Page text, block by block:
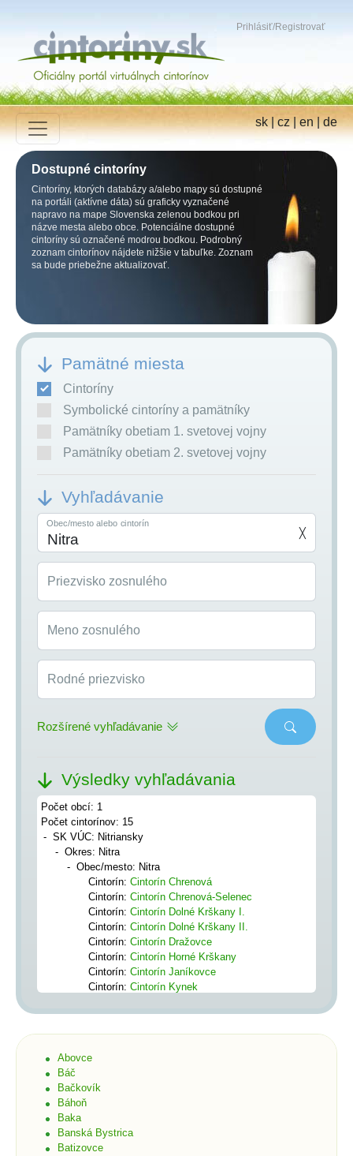
Prihlásiť/Registrovať
sk|cz|en|de
Dostupné cintoríny
Cintoríny, ktorých databázy a/alebo mapy sú dostupné
na portáli (aktívne dáta) sú graficky vyznačené
napravo na mape Slovenska zelenou bodkou pri
názve mesta alebo obce. Potenciálne dostupné
cintoríny sú označené modrou bodkou. Podrobný
zoznam cintorínov nájdete nižšie v tabuľke. Zoznam
sa bude priebežne aktualizovať.
Pamätné miesta
Cintoríny
Symbolické cintoríny a pamätníky
Pamätníky obetiam 1. svetovej vojny
Pamätníky obetiam 2. svetovej vojny
Vyhľadávanie
Obec/mesto alebo cintorín
╳
Priezvisko zosnulého
Meno zosnulého
Rodné priezvisko
Rozšírené vyhľadávanie
Výsledky vyhľadávania
Počet obcí: 1
Počet cintorínov: 15
SK VÚC: Nitriansky
Okres: Nitra
Obec/mesto: Nitra
Cintorín: Cintorín Chrenová
Cintorín: Cintorín Chrenová-Selenec
Cintorín: Cintorín Dolné Krškany I.
Cintorín: Cintorín Dolné Krškany II.
Cintorín: Cintorín Dražovce
Cintorín: Cintorín Horné Krškany
Cintorín: Cintorín Janíkovce
Cintorín: Cintorín Kynek
Cintorín:Cintorín Mlynárce
Cintorín:Cintorín Párovce
Cintorín:
Cintorín:
Abovce
Báč
Bačkovík
Báhoň
Baka
Banská Bystrica
Batizovce